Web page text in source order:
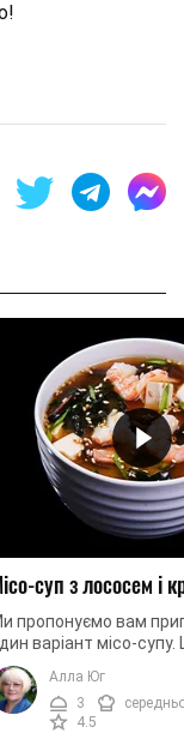
суп з лососем і
пропонуємо вам
варіант місо-
сподобається не лише
кухні. Вона
...
Алла Юг
3
4.5